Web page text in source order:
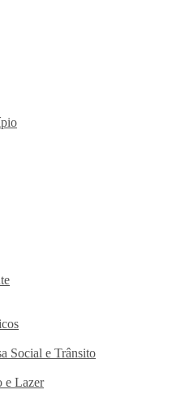
Social e Trânsito
e Lazer